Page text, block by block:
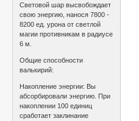
Световой шар высвобождает
свою энергию, нанося 7800 -
8200 ед. урона от светлой
магии противникам в радиусе
6 м.
Общие способности
валькирий:
Накопление энергии: Вы
абсорбировали энергию. При
накоплении 100 единиц
сработает заклинание